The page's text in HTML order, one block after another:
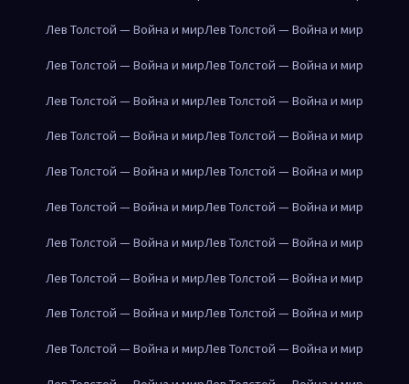
Лев Толстой — Война и мирЛев Толстой — Война и мир
Лев Толстой — Война и мирЛев Толстой — Война и мир
Лев Толстой — Война и мирЛев Толстой — Война и мир
Лев Толстой — Война и мирЛев Толстой — Война и мир
Лев Толстой — Война и мирЛев Толстой — Война и мир
Лев Толстой — Война и мирЛев Толстой — Война и мир
Лев Толстой — Война и мирЛев Толстой — Война и мир
Лев Толстой — Война и мирЛев Толстой — Война и мир
Лев Толстой — Война и мирЛев Толстой — Война и мир
Лев Толстой — Война и мирЛев Толстой — Война и мир